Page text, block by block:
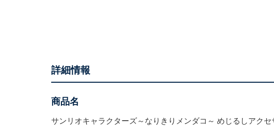
詳細情報
商品名
サンリオキャラクターズ～なりきりメンダコ～ めじるしアクセ